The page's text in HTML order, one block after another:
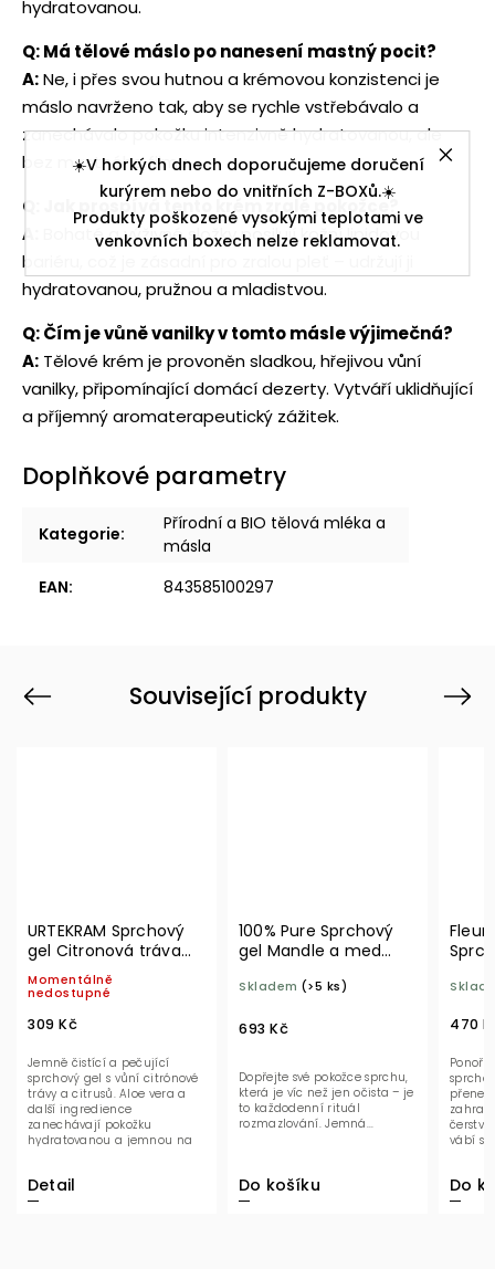
☀️V horkých dnech doporučujeme doručení
kurýrem nebo do vnitřních Z-BOXů.☀️
Produkty poškozené vysokými teplotami ve
venkovních boxech nelze reklamovat.
hydratovanou.
Q: Má tělové máslo po nanesení mastný pocit?
A:Ne, i přes svou hutnou a krémovou konzistenci je
máslo navrženo tak, aby se rychle vstřebávalo a
zanechávalo pokožku intenzivně hydratovanou, ale
bez mastného filmu.
Q: Jak prospívá tento krém zralé pokožce?
A:
Bohaté a výživné složky posilují kožní lipidovou
bariéru, což je zásadní pro zralou pleť – udržují ji
hydratovanou, pružnou a mladistvou.
Q: Čím je vůně vanilky v tomto másle výjimečná?
A: Tělové krém je provoněn sladkou, hřejivou vůní
vanilky, připomínající domácí dezerty. Vytváří uklidňující
a příjemný aromaterapeutický zážitek.
Doplňkové parametry
Kategorie:
Přírodní a BIO tělová mléka a
másla
EAN: 843585100297
Související produkty
Previous
Sprchový
Citronová tráva
Kč
čistící a pečující
gel s vůní citrónové
a citrusů. Aloe vera a
ingredience
pokožku
a jemnou na
100% Pure Sprchový
gel Mandle a med
Skladem (>5 ks)
693 Kč
Do košíku
Dopřejte své pokožce sprchu,
která je víc než jen očista – je
to každodenní rituál
rozmazlování. Jemná...
Skladem (2
470 Kč
Do
Ponořte se
sprchové
přenese do
zahrad
čerstvých
vábí smysly.
Next